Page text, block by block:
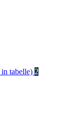
tabelle) 2